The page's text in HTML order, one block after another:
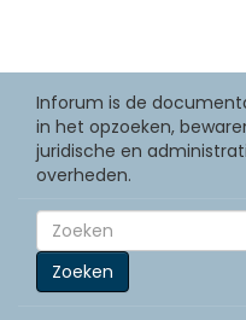
Inforum is de
in het opzoeken,
juridische en
overheden.
Zoeken